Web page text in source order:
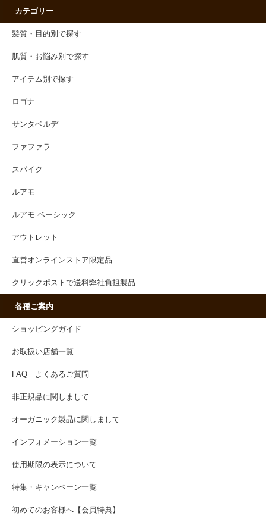
カテゴリー
髪質・目的別で探す
肌質・お悩み別で探す
アイテム別で探す
ロゴナ
サンタベルデ
ファファラ
スパイク
ルアモ
ルアモ ベーシック
アウトレット
直営オンラインストア限定品
クリックポストで送料弊社負担製品
各種ご案内
ショッピングガイド
お取扱い店舗一覧
FAQ よくあるご質問
非正規品に関しまして
オーガニック製品に関しまして
インフォメーション一覧
使用期限の表示について
特集・キャンペーン一覧
初めてのお客様へ【会員特典】